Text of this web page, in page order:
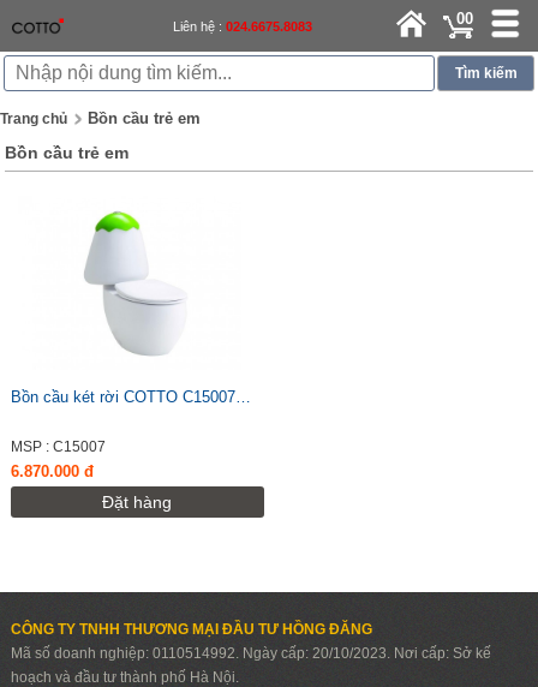
Liên hệ : 024.6675.8083 00
Trang chủ Bồn cầu trẻ em
Bồn cầu trẻ em
Bồn cầu két rời COTTO C15007…
MSP : C15007
6.870.000 đ
Đặt hàng
CÔNG TY TNHH THƯƠNG MẠI ĐẦU TƯ HỒNG ĐĂNG
Mã số doanh nghiệp: 0110514992. Ngày cấp: 20/10/2023. Nơi cấp: Sở kế
hoạch và đầu tư thành phố Hà Nội.